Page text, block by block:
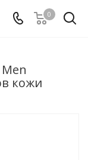
0
кожи